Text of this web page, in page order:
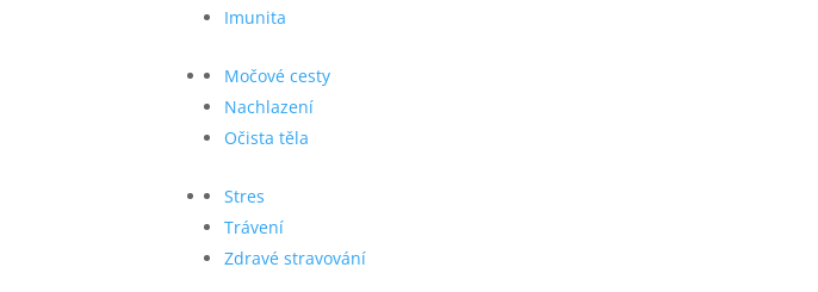
Imunita
Močové cesty
Nachlazení
Očista těla
Stres
Trávení
Zdravé stravování